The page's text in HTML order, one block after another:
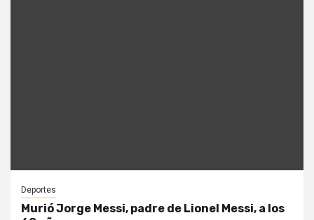
Deportes
Murió Jorge Messi, padre de Lionel Messi, a los